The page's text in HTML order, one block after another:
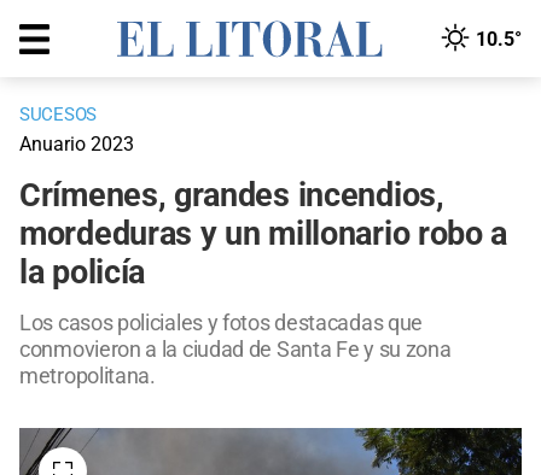
10.5°
SUCESOS
Anuario 2023
Crímenes, grandes incendios,
mordeduras y un millonario robo a
la policía
Los casos policiales y fotos destacadas que
conmovieron a la ciudad de Santa Fe y su zona
metropolitana.